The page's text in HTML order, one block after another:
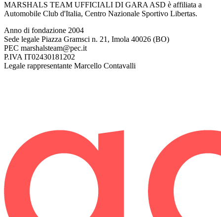
MARSHALS TEAM UFFICIALI DI GARA ASD è affiliata a
Automobile Club d'Italia, Centro Nazionale Sportivo Libertas.
Anno di fondazione 2004
Sede legale Piazza Gramsci n. 21, Imola 40026 (BO)
PEC marshalsteam@pec.it
P.IVA IT02430181202
Legale rappresentante Marcello Contavalli